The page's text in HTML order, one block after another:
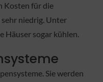
Kosten für die
sehr niedrig. Unter
Häuser sogar kühlen.
Sie werden